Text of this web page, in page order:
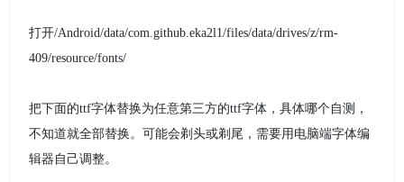
打开/Android/data/com.github.eka2l1/files/data/drives/z/rm-
409/resource/fonts/
把下面的ttf字体替换为任意第三方的ttf字体，具体哪个自测，
不知道就全部替换。可能会剃头或剃尾，需要用电脑端字体编
辑器自己调整。